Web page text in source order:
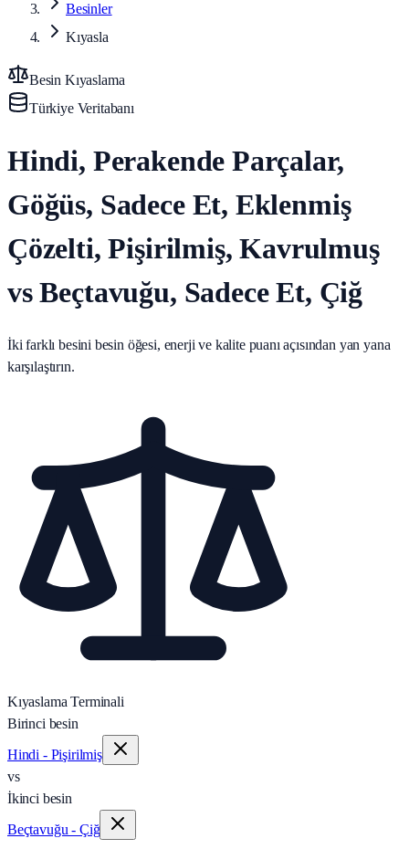
Besinler
Kıyasla
Besin Kıyaslama
Türkiye Veritabanı
Hindi, Perakende Parçalar,
Göğüs, Sadece Et, Eklenmiş
Çözelti, Pişirilmiş, Kavrulmuş
vs Beçtavuğu, Sadece Et, Çiğ
İki farklı besini besin öğesi, enerji ve kalite puanı açısından yan yana
karşılaştırın.
Kıyaslama Terminali
Birinci besin
Hindi - Pişirilmiş
vs
İkinci besin
Beçtavuğu - Çiğ